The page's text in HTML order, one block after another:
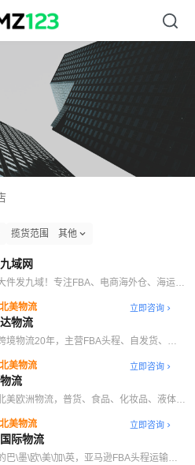
揽货范围 其他
域网
件发九域！专注FBA、电商海外仓、海运拼
美物流
立即咨询
物流
境物流20年，主营FBA头程、自发货、国
美物流
立即咨询
流
美欧洲物流，普货、食品、化妆品、液体、
美物流
立即咨询
际物流
巴\墨\欧\美\加\英，亚马逊FBA头程运输服